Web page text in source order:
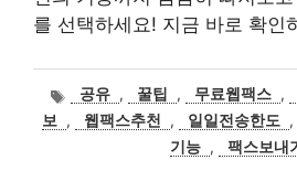
를 선택하세요! 지금 바로 확인
태
그
공유 , 꿀팁 , 무료웹팩스 ,
보
, 웹팩스추천 , 일일전송한도 ,
기능 , 팩스보내기